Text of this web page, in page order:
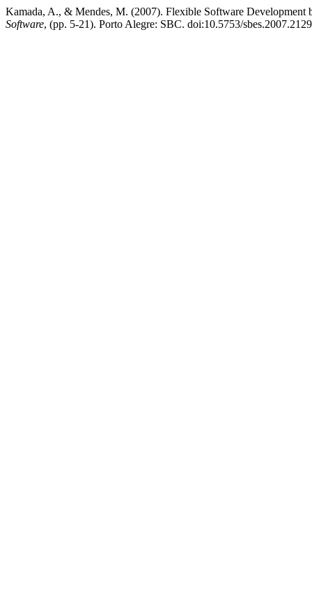
Kamada, A., & Mendes, M. (2007). Flexible Software Development
Software, (pp. 5-21). Porto Alegre: SBC. doi:10.5753/